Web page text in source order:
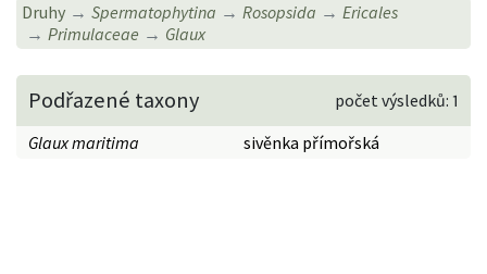
Druhy Spermatophytina Rosopsida
Ericales
Primulaceae
Glaux
Podřazené taxony
počet výsledků: 1
Glaux maritima
sivěnka přímořská